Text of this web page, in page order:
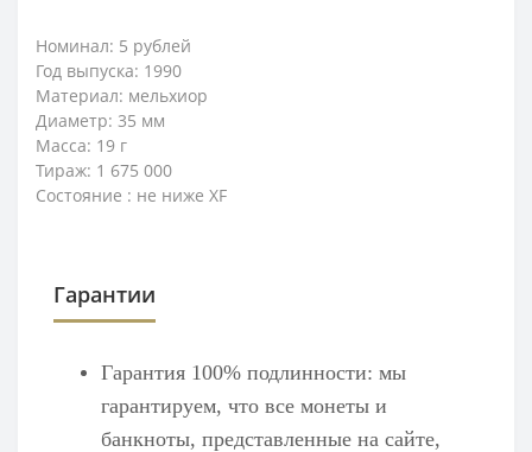
Номинал: 5 рублей
Год выпуска: 1990
Материал: мельхиор
Диаметр: 35 мм
Масса: 19 г
Тираж: 1 675 000
Состояние : не ниже XF
Гарантии
Гарантия 100% подлинности: мы
гарантируем, что все монеты и
банкноты, представленные на сайте,